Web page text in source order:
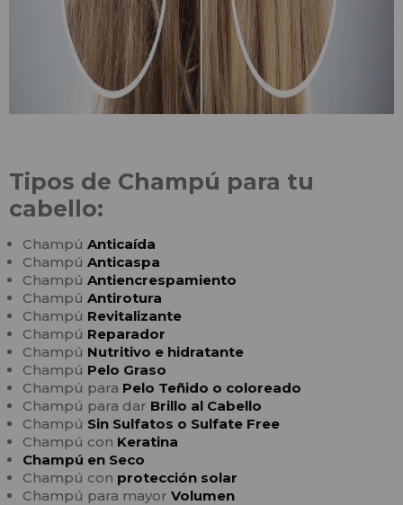
Tipos de Champú para tu
cabello:
Champú Anticaída
Champú Anticaspa
Champú Antiencrespamiento
Champú Antirotura
Champú Revitalizante
Champú Reparador
Champú Nutritivo e hidratante
Champú Pelo Graso
Champú para Pelo Teñido o coloreado
Champú para dar Brillo al Cabello
Champú Sin Sulfatos o Sulfate Free
Champú con Keratina
Champú en Seco
Champú con protección solar
Champú para mayor Volumen